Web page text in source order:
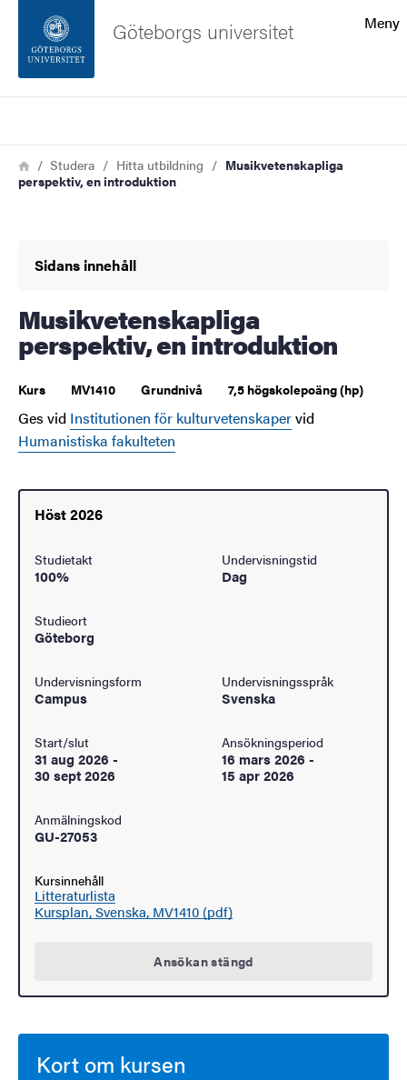
Sidfoten
Om webbplatsen
Meny
Göteborgs universitet
Länkstig
HemStudera Hitta utbildning
Musikvetenskapliga
perspektiv, en introduktion
Sidans innehåll
Musikvetenskapliga
perspektiv, en introduktion
Kurs MV1410 Grundnivå 7,5 högskolepoäng (hp)
Ges vid Institutionen för kulturvetenskapervid
Humanistiska fakulteten
Höst 2026
Studietakt
100%
Undervisningstid
Dag
Studieort
Göteborg
Undervisningsform
Campus
Undervisningsspråk
Svenska
Start/slut
31 aug 2026 -
30 sept 2026
Ansökningsperiod
16 mars 2026 -
15 apr 2026
Anmälningskod
GU-27053
Kursinnehåll
Litteraturlista
Kursplan, Svenska, MV1410 (pdf)
Ansökan stängd
Kort om kursen